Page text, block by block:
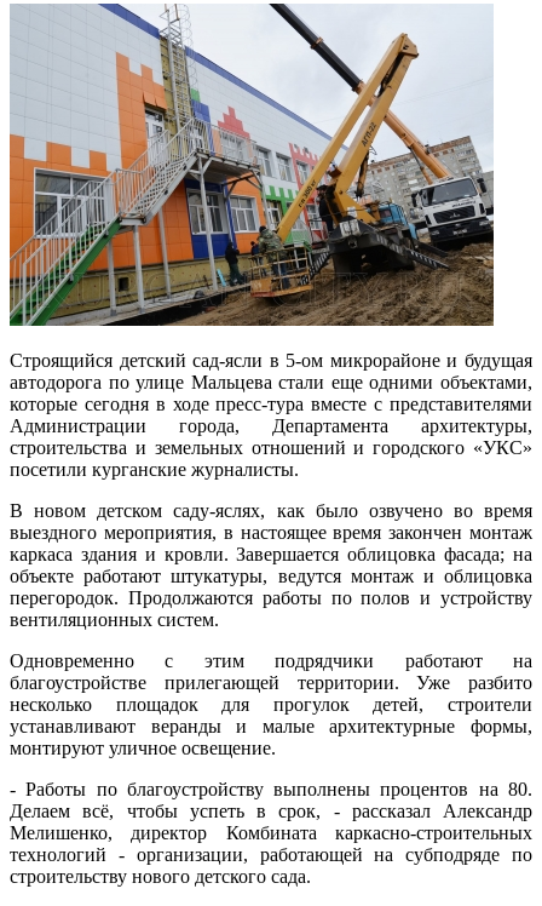
Строящийся детский сад-ясли в 5-ом микрорайоне и будущая
автодорога по улице Мальцева стали еще одними объектами,
которые сегодня в ходе пресс-тура вместе с представителями
Администрации города, Департамента архитектуры,
строительства и земельных отношений и городского «УКС»
посетили курганские журналисты.
В новом детском саду-яслях, как было озвучено во время
выездного мероприятия, в настоящее время закончен монтаж
каркаса здания и кровли. Завершается облицовка фасада; на
объекте работают штукатуры, ведутся монтаж и облицовка
перегородок. Продолжаются работы по полов и устройству
вентиляционных систем.
Одновременно с этим подрядчики работают на
благоустройстве прилегающей территории. Уже разбито
несколько площадок для прогулок детей, строители
устанавливают веранды и малые архитектурные формы,
монтируют уличное освещение.
- Работы по благоустройству выполнены процентов на 80.
Делаем всё, чтобы успеть в срок, - рассказал Александр
Мелишенко, директор Комбината каркасно-строительных
технологий - организации, работающей на субподряде по
строительству нового детского сада.